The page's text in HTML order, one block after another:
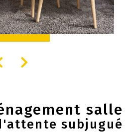
salle
subjugué